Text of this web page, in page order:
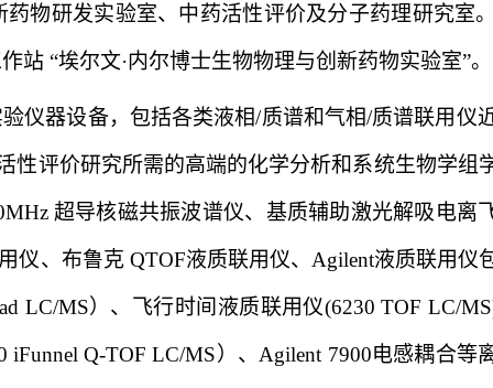
物研发实验室、中药活性评价及分子药理研究室
站 “埃尔文·内尔博士生物物理与创新药物实验室”。
仪器设备，包括各类液相/质谱和气相/质谱联用仪
性评价研究所需的高端的化学分析和系统生物学组
超导核磁共振波谱仪、基质辅助激光解吸电离
仪、布鲁克QTOF液质联用仪、 Agilent液质联用仪
LC/MS）、飞行时间液质联用仪(6230 TOF LC/
iFunnel Q-TOF LC/MS）、 Agilent 7900电感耦合等